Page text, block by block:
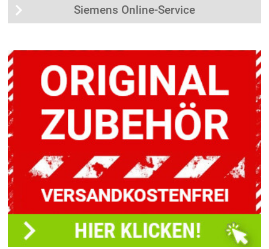
Siemens Online-Service